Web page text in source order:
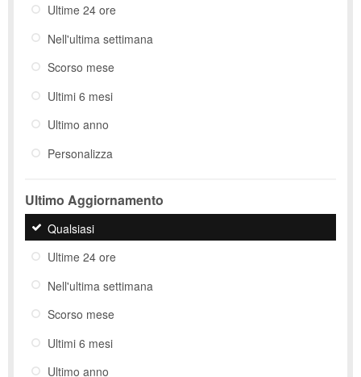
Ultime 24 ore
Nell'ultima settimana
Scorso mese
Ultimi 6 mesi
Ultimo anno
Personalizza
Ultimo Aggiornamento
Qualsiasi
Ultime 24 ore
Nell'ultima settimana
Scorso mese
Ultimi 6 mesi
Ultimo anno